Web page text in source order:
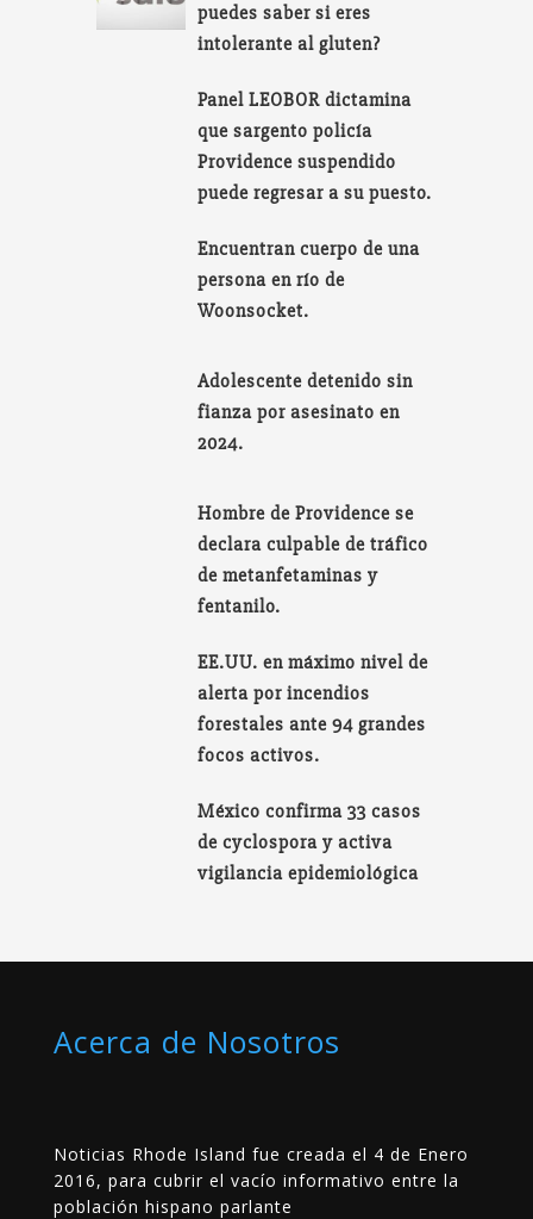
puedes saber si eres
intolerante al gluten?
Panel LEOBOR dictamina
que sargento policía
Providence suspendido
puede regresar a su puesto.
Encuentran cuerpo de una
persona en río de
Woonsocket.
Adolescente detenido sin
fianza por asesinato en
2024.
Hombre de Providence se
declara culpable de tráfico
de metanfetaminas y
fentanilo.
EE.UU. en máximo nivel de
alerta por incendios
forestales ante 94 grandes
focos activos.
México confirma 33 casos
de cyclospora y activa
vigilancia epidemiológica
Acerca de Nosotros
Noticias Rhode Island fue creada el 4 de Enero
2016, para cubrir el vacío informativo entre la
población hispano parlante